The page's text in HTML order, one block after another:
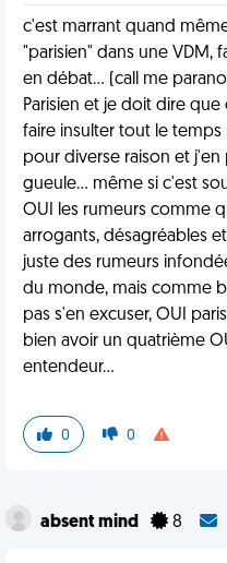
c'est marrant quand
"parisien" dans une VDM,
en débat... (call me
Parisien et je doit dire
faire insulter tout le temps
pour diverse raison et
gueule... même si c'est
OUI les rumeurs comme
arrogants, désagréables
juste des rumeurs
du monde, mais comme
pas s'en excuser, OUI
bien avoir un quatrième
entendeur...
0 0
absent mind 8